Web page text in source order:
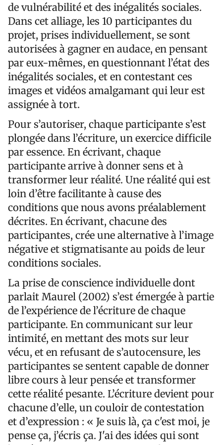
de vulnérabilité et des inégalités sociales.
Dans cet alliage, les 10 participantes du
projet, prises individuellement, se sont
autorisées à gagner en audace, en pensant
par eux-mêmes, en questionnant l’état des
inégalités sociales, et en contestant ces
images et vidéos amalgamant qui leur est
assignée à tort.
Pour s’autoriser, chaque participante s’est
plongée dans l’écriture, un exercice difficile
par essence. En écrivant, chaque
participante arrive à donner sens et à
transformer leur réalité. Une réalité qui est
loin d’être facilitante à cause des
conditions que nous avons préalablement
décrites. En écrivant, chacune des
participantes, crée une alternative à l’image
négative et stigmatisante au poids de leur
conditions sociales.
La prise de conscience individuelle dont
parlait Maurel (2002) s’est émergée à partie
de l’expérience de l’écriture de chaque
participante. En communicant sur leur
intimité, en mettant des mots sur leur
vécu, et en refusant de s’autocensure, les
participantes se sentent capable de donner
libre cours à leur pensée et transformer
cette réalité pesante. L’écriture devient pour
chacune d’elle, un couloir de contestation
et d’expression : « Je suis là, ça c'est moi, je
pense ça, j’écris ça. J'ai des idées qui sont